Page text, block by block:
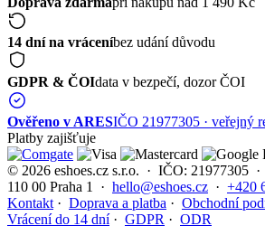
14 dní na vráceníbez udání důvodu
GDPR & ČOIdata v bezpečí, dozor ČOI
Ověřeno v ARESIČO 21977305 · veřejný
Platby zajišťuje
© 2026 eshoes.cz s.r.o. · IČO: 21977305
110 00 Praha 1 · hello@eshoes.cz · +420
Kontakt · Doprava a platba · Obchodní
Vrácení do 14 dní· GDPR · ODR